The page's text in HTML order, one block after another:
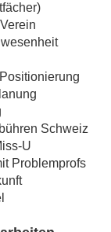
Schweiz
U
Problemprofs